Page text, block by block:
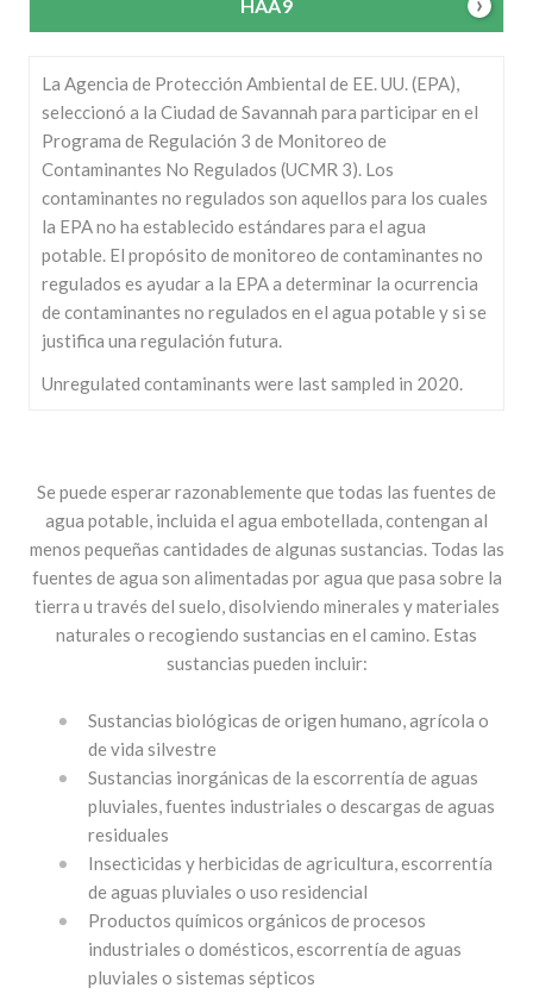
HAA9
La Agencia de Protección Ambiental de EE. UU. (EPA),
seleccionó a la Ciudad de Savannah para participar en el
Programa de Regulación 3 de Monitoreo de
Contaminantes No Regulados (UCMR 3). Los
contaminantes no regulados son aquellos para los cuales
la EPA no ha establecido estándares para el agua
potable. El propósito de monitoreo de contaminantes no
regulados es ayudar a la EPA a determinar la ocurrencia
de contaminantes no regulados en el agua potable y si se
justifica una regulación futura.
Unregulated contaminants were last sampled in 2020.
Se puede esperar razonablemente que todas las fuentes de
agua potable, incluida el agua embotellada, contengan al
menos pequeñas cantidades de algunas sustancias. Todas las
fuentes de agua son alimentadas por agua que pasa sobre la
tierra u través del suelo, disolviendo minerales y materiales
naturales o recogiendo sustancias en el camino. Estas
sustancias pueden incluir:
Sustancias biológicas de origen humano, agrícola o
de vida silvestre
Sustancias inorgánicas de la escorrentía de aguas
pluviales, fuentes industriales o descargas de aguas
residuales
Insecticidas y herbicidas de agricultura, escorrentía
de aguas pluviales o uso residencial
Productos químicos orgánicos de procesos
industriales o domésticos, escorrentía de aguas
pluviales o sistemas sépticos